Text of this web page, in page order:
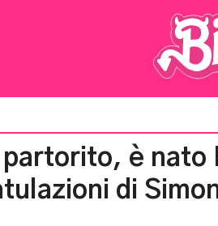
partorito, è nato
di